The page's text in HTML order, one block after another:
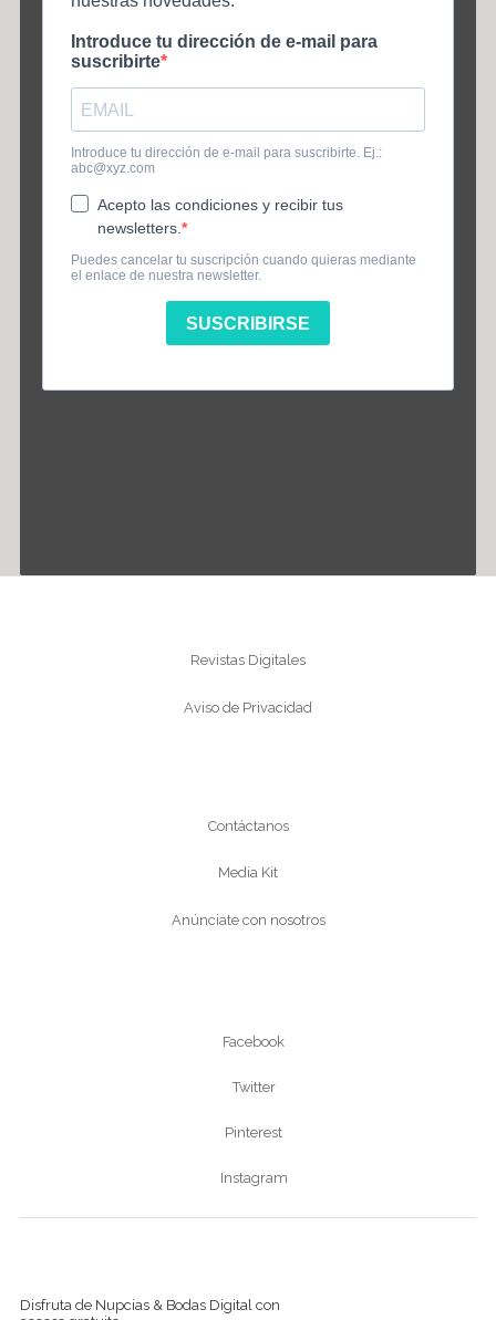
Revistas Digitales
Aviso de Privacidad
Contáctanos
Media Kit
Anúnciate con nosotros
Facebook
Twitter
Pinterest
Instagram
Disfruta de Nupcias & Bodas Digital con